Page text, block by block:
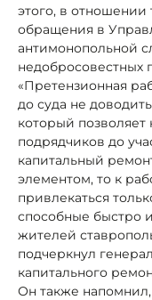
этого, в отношении
обращения в
антимонопольной
недобросовестных
«Претензионная
до суда не
который позволяет
подрядчиков до
капитальный
элементом, то к
привлекаться
способные быстро
жителей
подчеркнул
капитального
Он также напомнил,